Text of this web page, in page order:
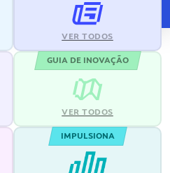
VER TODOS
GUIA DE INOVAÇÃO
VER TODOS
IMPULSIONA